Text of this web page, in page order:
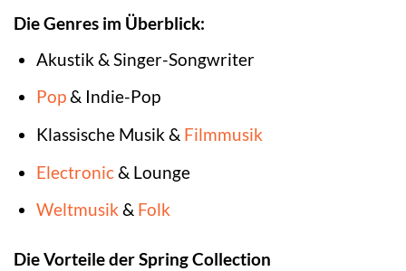
Die Genres im Überblick:
Akustik & Singer-Songwriter
Pop& Indie-Pop
Klassische Musik & Filmmusik
Electronic& Lounge
Weltmusik & Folk
Die Vorteile der Spring Collection